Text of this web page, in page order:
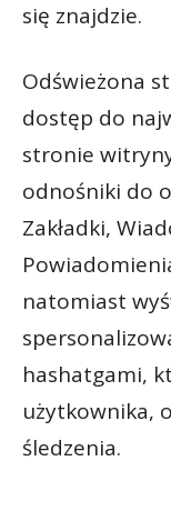
się znajdzie.
Odświeżona
dostęp do
stronie
odnośniki do
Zakładki,
natomiast
hashatgami,
użytkownika,
śledzenia.